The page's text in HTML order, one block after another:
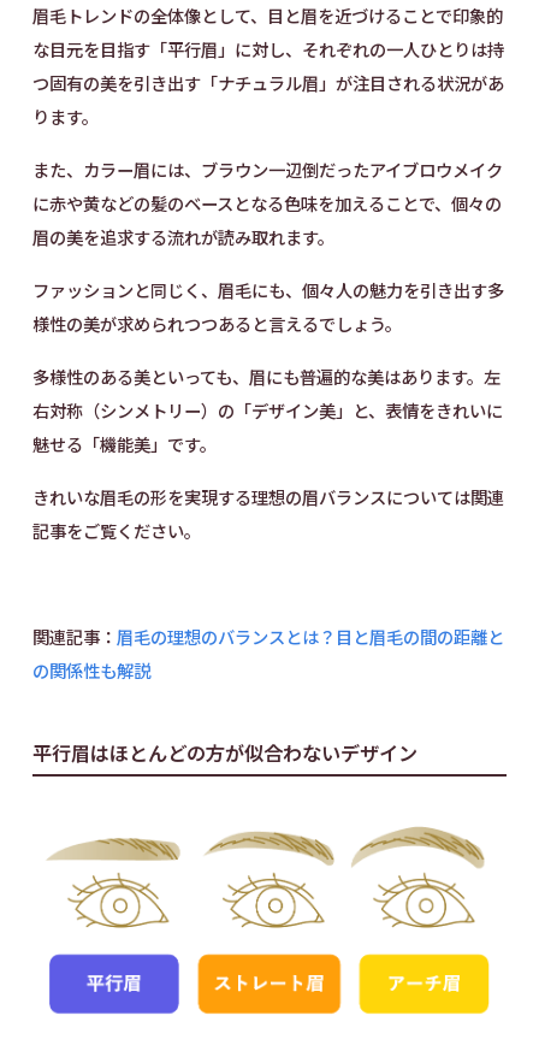
眉毛トレンドの全体像として、目と眉を近づけることで印象的
な目元を目指す「平行眉」に対し、それぞれの一人ひとりは持
つ固有の美を引き出す「ナチュラル眉」が注目される状況があ
ります。
また、カラー眉には、ブラウン一辺倒だったアイブロウメイク
に赤や黄などの髪のベースとなる色味を加えることで、個々の
眉の美を追求する流れが読み取れます。
ファッションと同じく、眉毛にも、個々人の魅力を引き出す多
様性の美が求められつつあると言えるでしょう。
多様性のある美といっても、眉にも普遍的な美はあります。左
右対称（シンメトリー）の「デザイン美」と、表情をきれいに
魅せる「機能美」です。
きれいな眉毛の形を実現する理想の眉バランスについては関連
記事をご覧ください。
関連記事： 眉毛の理想のバランスとは？目と眉毛の間の距離と
の関係性も解説
平行眉はほとんどの方が似合わないデザイン